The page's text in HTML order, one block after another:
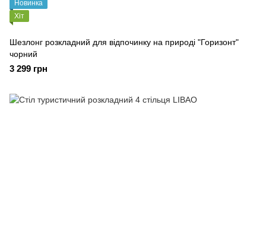
Новинка
Хіт
Шезлонг розкладний для відпочинку на природі "Горизонт"
чорний
3 299 грн